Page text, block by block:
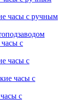
часы с ручным
с
часы с
часы с
с